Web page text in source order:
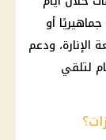
أو
الإنارة، ودعم
لتلقي